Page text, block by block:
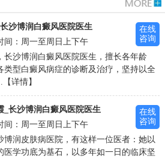
沙博润白癜风医院医生
间：周一至周日上下午
在线
咨询
长沙博润白癜风医院医生，擅长各年龄
类型白癜风病症的诊断及治疗，坚持以全
详情】
_长沙博润白癜风医院医生
间：周一至周日上下午
在线
咨询
博润皮肤病医院，有这样一位医者：她以
医学功底为基石，以多年如一日的临床坚